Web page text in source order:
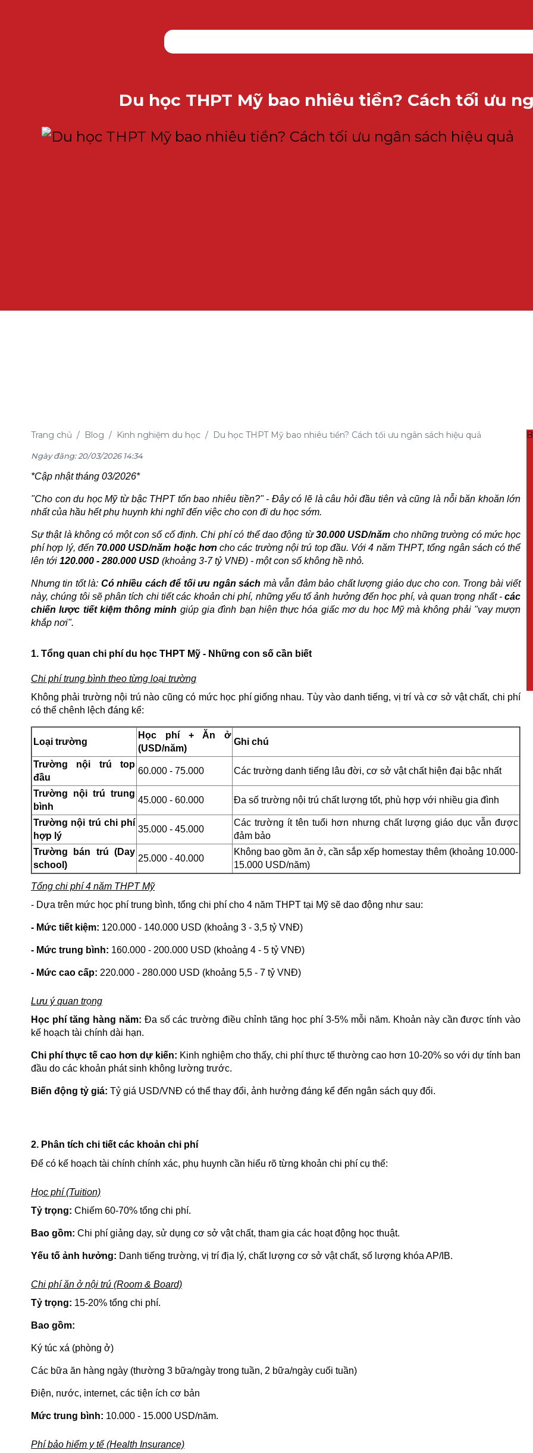
Du học THPT Mỹ bao nhiêu tiền? Cách tối ưu
Trang chủ Blog Kinh nghiệm du học Du học THPT Mỹ bao nhiêu tiền? Cách tối ưu ngân sách hiệu quả
Ngày đăng: 20/03/2026 14:34
*Cập nhật tháng 03/2026*
"Cho con du học Mỹ từ bậc THPT tốn bao nhiêu tiền?" - Đây có lẽ là câu hỏi đầu tiên và cũng là nỗi băn khoăn lớn
nhất của hầu hết phụ huynh khi nghĩ đến việc cho con đi du học sớm.
Sự thật là không có một con số cố định. Chi phí có thể dao động từ30.000 USD/năm cho những trường có mức học
phí hợp lý, đến 70.000 USD/năm hoặc hơn cho các trường nội trú top đầu. Với 4 năm THPT, tổng ngân sách có thể
lên tới 120.000 - 280.000 USD (khoảng 3-7 tỷ VNĐ) - một con số không hề nhỏ.
Nhưng tin tốt là: Có nhiều cách để tối ưu ngân sách mà vẫn đảm bảo chất lượng giáo dục cho con. Trong bài viết
này, chúng tôi sẽ phân tích chi tiết các khoản chi phí, những yếu tố ảnh hưởng đến học phí, và quan trọng nhất -các
chiến lược tiết kiệm thông minh giúp gia đình bạn hiện thực hóa giấc mơ du học Mỹ mà không phải "vay mượn
khắp nơi".
1. Tổng quan chi phí du học THPT Mỹ - Những con số cần biết
Chi phí trung bình theo từng loại trường
Không phải trường nội trú nào cũng có mức học phí giống nhau. Tùy vào danh tiếng, vị trí và cơ sở vật chất, chi phí
có thể chênh lệch đáng kể:
Loại trường
Học phí + Ăn ở
(USD/năm)
Ghi chú
Trường nội trú top
đầu
60.000 - 75.000 Các trường danh tiếng lâu đời, cơ sở vật chất hiện đại bậc nhất
Trường nội trú trung
bình
45.000 - 60.000 Đa số trường nội trú chất lượng tốt, phù hợp với nhiều gia đình
Trường nội trú chi phí
hợp lý
35.000 - 45.000
Các trường ít tên tuổi hơn nhưng chất lượng giáo dục vẫn được
đảm bảo
Trường bán trú (Day
school)
25.000 - 40.000
Không bao gồm ăn ở, cần sắp xếp homestay thêm (khoảng 10.000-
15.000 USD/năm)
Tổng chi phí 4 năm THPT Mỹ
- Dựa trên mức học phí trung bình, tổng chi phí cho 4 năm THPT tại Mỹ sẽ dao động như sau:
- Mức tiết kiệm: 120.000 - 140.000 USD (khoảng 3 - 3,5 tỷ VNĐ)
- Mức trung bình: 160.000 - 200.000 USD (khoảng 4 - 5 tỷ VNĐ)
- Mức cao cấp: 220.000 - 280.000 USD (khoảng 5,5 - 7 tỷ VNĐ)
Lưu ý quan trọng
Học phí tăng hàng năm: Đa số các trường điều chỉnh tăng học phí 3-5% mỗi năm. Khoản này cần được tính vào
kế hoạch tài chính dài hạn.
Chi phí thực tế cao hơn dự kiến: Kinh nghiệm cho thấy, chi phí thực tế thường cao hơn 10-20% so với dự tính ban
đầu do các khoản phát sinh không lường trước.
Biến động tỷ giá: Tỷ giá USD/VNĐ có thể thay đổi, ảnh hưởng đáng kể đến ngân sách quy đổi.
2. Phân tích chi tiết các khoản chi phí
Để có kế hoạch tài chính chính xác, phụ huynh cần hiểu rõ từng khoản chi phí cụ thể:
Học phí (Tuition)
Tỷ trọng: Chiếm 60-70% tổng chi phí.
Bao gồm: Chi phí giảng dạy, sử dụng cơ sở vật chất, tham gia các hoạt động học thuật.
Yếu tố ảnh hưởng: Danh tiếng trường, vị trí địa lý, chất lượng cơ sở vật chất, số lượng khóa AP/IB.
Chi phí ăn ở nội trú (Room & Board)
Tỷ trọng: 15-20% tổng chi phí.
Bao gồm:
Ký túc xá (phòng ở)
Các bữa ăn hàng ngày (thường 3 bữa/ngày trong tuần, 2 bữa/ngày cuối tuần)
Điện, nước, internet, các tiện ích cơ bản
Mức trung bình: 10.000 - 15.000 USD/năm.
Phí bảo hiểm y tế (Health Insurance)